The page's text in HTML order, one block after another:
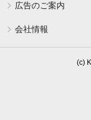
広告のご案内
会社情報
(c)